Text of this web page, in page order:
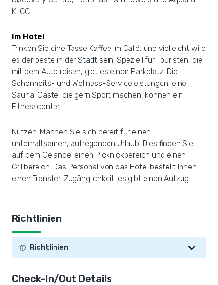
KLCC.
Im Hotel
Trinken Sie eine Tasse Kaffee im Café, und vielleicht wird
es der beste in der Stadt sein. Speziell für Touristen, die
mit dem Auto reisen, gibt es einen Parkplatz. Die
Schönheits- und Wellness-Serviceleistungen: eine
Sauna. Gäste, die gern Sport machen, können ein
Fitnesscenter
Nutzen. Machen Sie sich bereit für einen
unterhaltsamen, aufregenden Urlaub! Dies finden Sie
auf dem Gelände: einen Picknickbereich und einen
Grillbereich. Das Personal von das Hotel bestellt Ihnen
einen Transfer. Zugänglichkeit: es gibt einen Aufzug.
Richtlinien
Richtlinien
Check-In/Out Details